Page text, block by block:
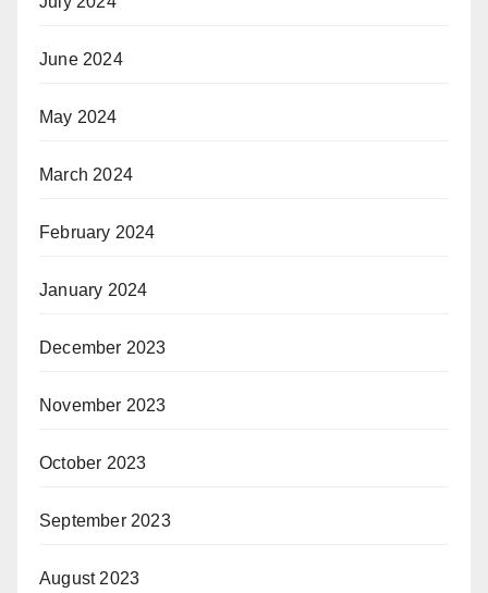
June 2024
May 2024
March 2024
February 2024
January 2024
December 2023
November 2023
October 2023
September 2023
August 2023